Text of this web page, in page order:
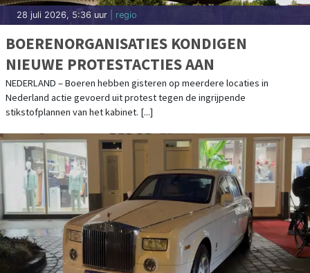
28 juli 2026, 5:36 uur | regio
BOERENORGANISATIES KONDIGEN
NIEUWE PROTESTACTIES AAN
NEDERLAND – Boeren hebben gisteren op meerdere locaties in
Nederland actie gevoerd uit protest tegen de ingrijpende
stikstofplannen van het kabinet. [...]